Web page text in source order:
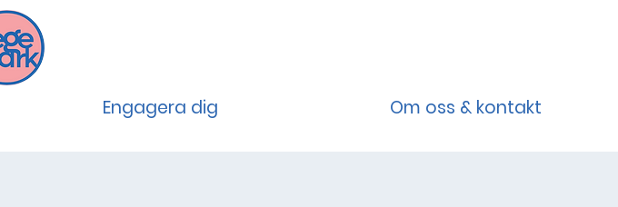
Engagera dig Om oss & kontakt